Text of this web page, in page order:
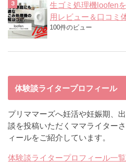
生ゴミ処理機loofen
用レビュー＆口コミ
100件のビュー
体験談ライタープロフィール
プリママーズへ妊活や妊娠期、
談を投稿いただくママライター
ィールをご紹介しています。
体験談ライタープロフィール一覧